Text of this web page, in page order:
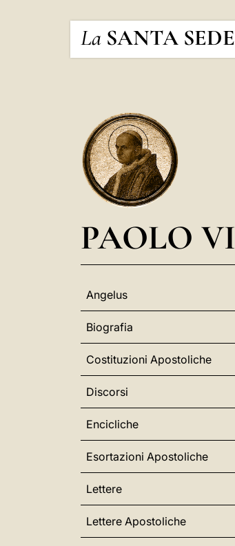
La SANTA SEDE
PAOLO VI
Angelus
Biografia
Costituzioni Apostoliche
Discorsi
Encicliche
Esortazioni Apostoliche
Lettere
Lettere Apostoliche